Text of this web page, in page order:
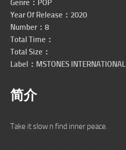
Genre：POP
Year Of Release：2020
Number：8
Total Time：
Total Size：
Label：MSTONES INTERNATIONAL
简介
Take it slow n find inner peace.